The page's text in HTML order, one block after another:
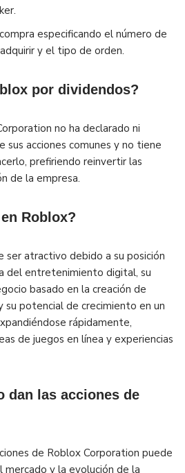
especificando el número de
y el tipo de orden.
por dividendos?
no ha declarado ni
sus acciones comunes y no tiene
prefiriendo reinvertir las
de la empresa.
Roblox?
ser atractivo debido a su posición
del entretenimiento digital, su
basado en la creación de
su potencial de crecimiento en un
rápidamente,
de juegos en línea y experiencias
dan las acciones de
de Roblox Corporation puede
mercado y la evolución de la